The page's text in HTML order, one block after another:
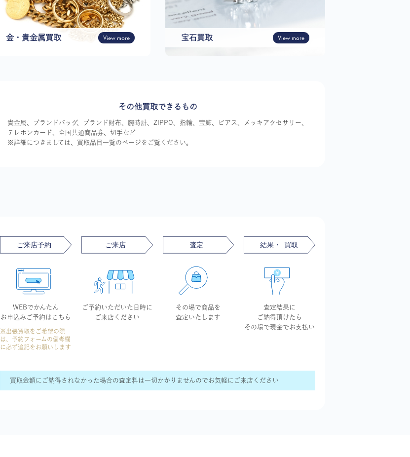
金・貴金属買取 View more 宝石買取 View more
その他買取できるもの
貴金属、ブランドバッグ、ブランド財布、腕時計、ZIPPO、指輪、宝飾、ピアス、メッキアクセサリー、
テレホンカード、全国共通商品券、切手など
※詳細につきましては、買取品目一覧のページをご覧ください。
WEBでかんたん
お申込み ご予約はこちら
※出張買取をご希望の際
は、予約フォームの備考欄
に必ず追記をお願いします
ご予約いただいた 日時に
ご来店ください
その場で商品を
査定いたします
査定結果に
ご納得頂けたら
その場で現金でお支払い
買取金額にご納得されなかった場合の査定料は一切かかりませんのでお気軽にご来店ください